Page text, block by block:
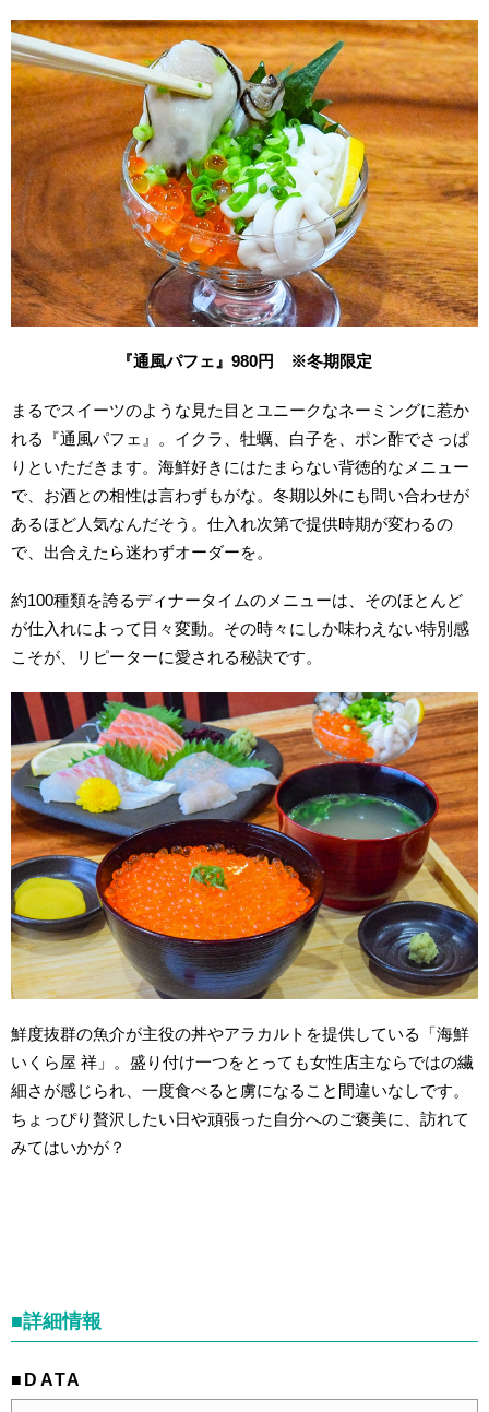
『通風パフェ』 980円 ※冬期限定
まるでスイーツのような見た目とユニークなネーミングに惹か
れる『通風パフェ』。イクラ、牡蠣、白子を、ポン酢でさっぱ
りといただきます。海鮮好きにはたまらない背徳的なメニュー
で、お酒との相性は言わずもがな。冬期以外にも問い合わせが
あるほど人気なんだそう。仕入れ次第で提供時期が変わるの
で、出合えたら迷わずオーダーを。
約100種類を誇るディナータイムのメニューは、そのほとんど
が仕入れによって日々変動。その時々にしか味わえない特別感
こそが、リピーターに愛される秘訣です。
鮮度抜群の魚介が主役の丼やアラカルトを提供している「海鮮
いくら屋 祥」。盛り付け一つをとっても女性店主ならではの繊
細さが感じられ、一度食べると虜になること間違いなしです。
ちょっぴり贅沢したい日や頑張った自分へのご褒美に、訪れて
みてはいかが？
■詳細情報
■DATA